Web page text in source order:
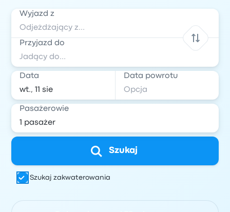
Wyjazd z
Przyjazd do
Data Data powrotu
Pasażerowie
Szukaj
Szukaj zakwaterowania